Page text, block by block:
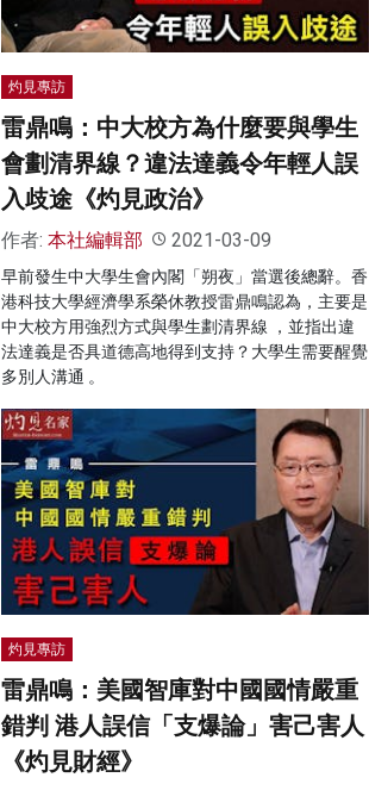
灼見專訪
雷鼎鳴：中大校方為什麼要與學生
會劃清界線？違法達義令年輕人誤
入歧途《灼見政治》
作者: 本社編輯部 2021-03-09
早前發生中大學生會內閣「朔夜」當選後總辭。香
港科技大學經濟學系榮休教授雷鼎鳴認為，主要是
中大校方用強烈方式與學生劃清界線 ，並指出違
法達義是否具道德高地得到支持？大學生需要醒覺
多別人溝通 。
灼見專訪
雷鼎鳴：美國智庫對中國國情嚴重
錯判 港人誤信「支爆論」害己害人
《灼見財經》